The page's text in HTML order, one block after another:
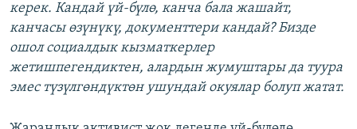
керек. Кандай үй-бүлө, канча бала жашайт,
канчасы өзүнүкү, документтери кандай? Бизде
ошол социалдык кызматкерлер
жетишпегендиктен, алардын жумуштары да туура
эмес түзүлгөндүктөн ушундай окуялар болуп жатат.